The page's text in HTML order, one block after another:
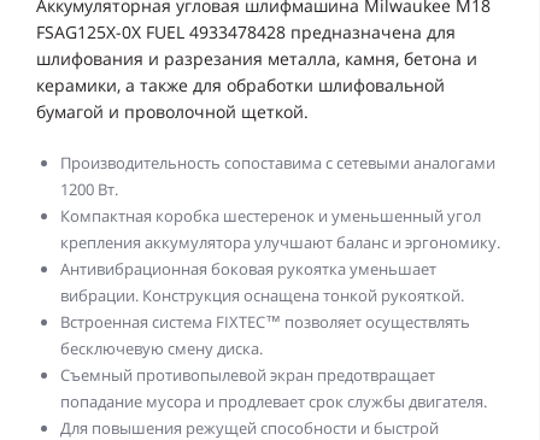
Аккумуляторная угловая шлифмашина Milwaukee M18
FSAG125X-0X FUEL 4933478428 предназначена для
шлифования и разрезания металла, камня, бетона и
керамики, а также для обработки шлифовальной
бумагой и проволочной щеткой.
Производительность сопоставима с сетевыми аналогами
1200 Вт.
Компактная коробка шестеренок и уменьшенный угол
крепления аккумулятора улучшают баланс и эргономику.
Антивибрационная боковая рукоятка уменьшает
вибрации. Конструкция оснащена тонкой рукояткой.
Встроенная система FIXTEC™ позволяет осуществлять
бесключевую смену диска.
Съемный противопылевой экран предотвращает
попадание мусора и продлевает срок службы двигателя.
Для повышения режущей способности и быстрой